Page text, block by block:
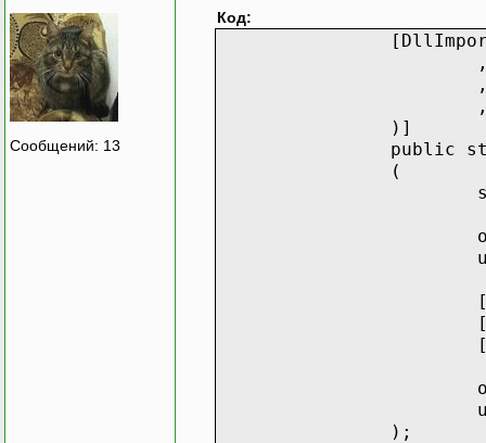
Сообщений: 13
Код:
)]
public
(
);